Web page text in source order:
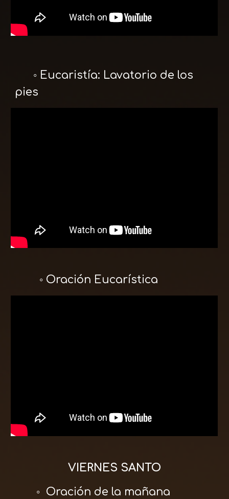
◦ Eucaristía: Lavatorio de los
pies
◦ Oración Eucarística
VIERNES SANTO
◦ Oración de la mañana